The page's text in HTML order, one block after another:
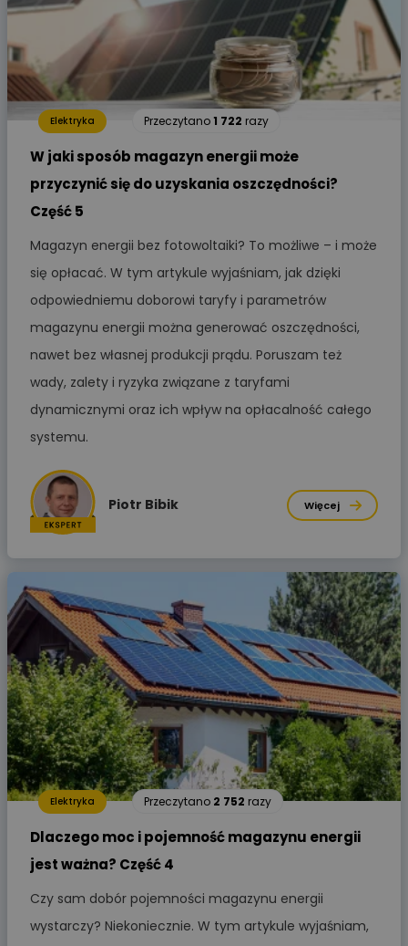
Elektryka Przeczytano1 722 razy
W jaki sposób magazyn energii może
przyczynić się do uzyskania oszczędności?
Część 5
Magazyn energii bez fotowoltaiki? To możliwe – i może
się opłacać. W tym artykule wyjaśniam, jak dzięki
odpowiedniemu doborowi taryfy i parametrów
magazynu energii można generować oszczędności,
nawet bez własnej produkcji prądu. Poruszam też
wady, zalety i ryzyka związane z taryfami
dynamicznymi oraz ich wpływ na opłacalność całego
systemu.
Piotr Bibik Więcej
Elektryka Przeczytano 2 752 razy
Dlaczego moc i pojemność magazynu energii
jest ważna? Część 4
Czy sam dobór pojemności magazynu energii
wystarczy? Niekoniecznie. W tym artykule wyjaśniam,